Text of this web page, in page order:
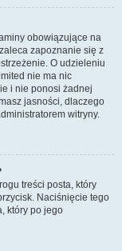
obowiązujące na
zapoznanie się z
O udzieleniu
nie ma nic
i nie ponosi żadnej
jasności, dlaczego
witryny.
treści posta, który
Naciśnięcie tego
który po jego